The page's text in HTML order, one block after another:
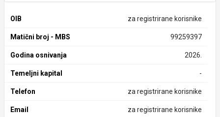
OIB za registrirane korisnike
Matični broj - MBS 99259397
Godina osnivanja 2026.
Temeljni kapital -
Telefon za registrirane korisnike
Email za registrirane korisnike